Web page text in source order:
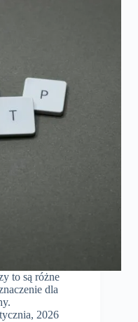
to są różne
dla
2026